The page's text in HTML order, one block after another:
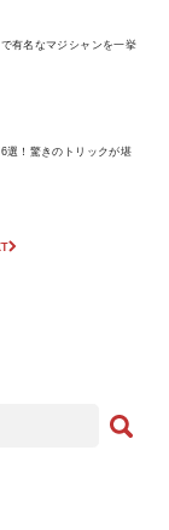
有名なマジシャンを一挙
選！驚きのトリックが堪